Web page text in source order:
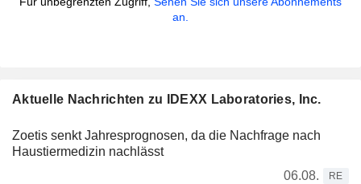
an.
Aktuelle Nachrichten zu IDEXX Laboratories, Inc.
Zoetis senkt Jahresprognosen, da die Nachfrage nach
Haustiermedizin nachlässt
06.08.
RE